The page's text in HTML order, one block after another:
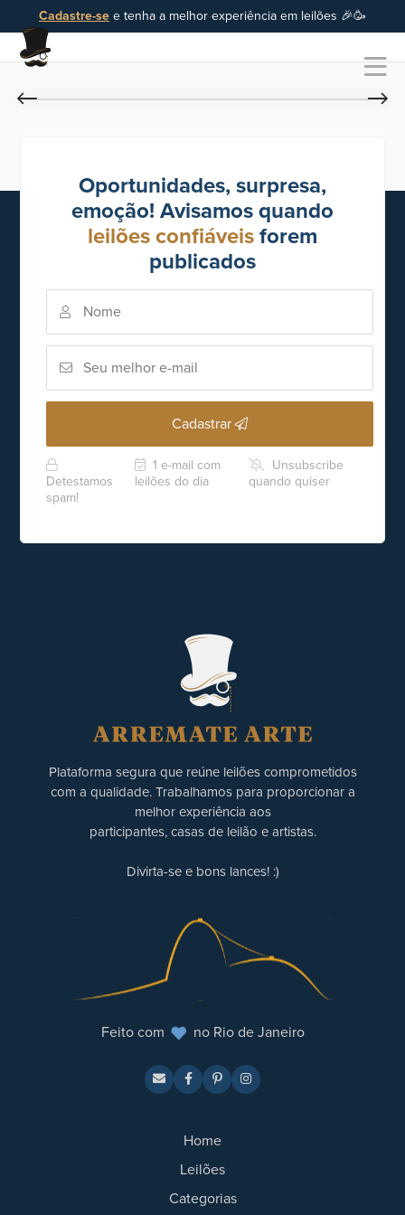
Cadastre-se e tenha a melhor experiência em leilões 🎉🥳
Oportunidades, surpresa,
emoção! Avisamos quando
leilões confiáveis forem
publicados
Cadastrar
Detestamos
spam!
1 e-mail com
leilões do dia
Unsubscribe
quando quiser
Plataforma segura que reúne leilões comprometidos
com a qualidade. Trabalhamos para proporcionar a
melhor experiência aos
participantes, casas de leilão e artistas.
Divirta-se e bons lances! :)
Feito com no Rio de Janeiro
Home
Leilões
Categorias